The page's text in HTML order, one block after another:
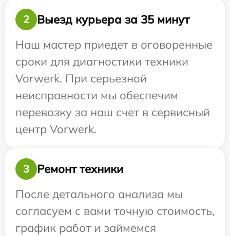
2
Выезд курьера за 35 минут
Наш мастер приедет в оговоренные
сроки для диагностики техники
Vorwerk. При серьезной
неисправности мы обеспечим
перевозку за наш счет в сервисный
центр Vorwerk.
3
Ремонт техники
После детального анализа мы
согласуем с вами точную стоимость,
график работ и займемся